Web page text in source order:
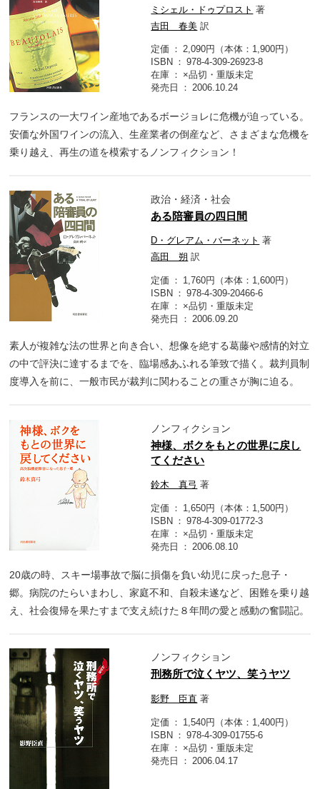
ミシェル・ドゥプロスト 著
吉田 春美 訳
定価
2,090円（本体：1,900円）
ISBN
978-4-309-26923-8
在庫
×品切・重版未定
発売日
2006.10.24
フランスの一大ワイン産地であるボージョレに危機が迫っている。
安価な外国ワインの流入、生産業者の倒産など、さまざまな危機を
乗り越え、再生の道を模索するノンフィクション！
政治・経済・社会
ある陪審員の四日間
D・グレアム・バーネット 著
高田 朔 訳
定価
1,760円（本体：1,600円）
ISBN
978-4-309-20466-6
在庫
×品切・重版未定
発売日
2006.09.20
素人が複雑な法の世界と向き合い、想像を絶する葛藤や感情的対立
の中で評決に達するまでを、臨場感あふれる筆致で描く。裁判員制
度導入を前に、一般市民が裁判に関わることの重さが胸に迫る。
ノンフィクション
神様、ボクをもとの世界に戻し
てください
鈴木 真弓 著
定価
1,650円（本体：1,500円）
ISBN
978-4-309-01772-3
在庫
×品切・重版未定
発売日
2006.08.10
20歳の時、スキー場事故で脳に損傷を負い幼児に戻った息子・
郷。病院のたらいまわし、家庭不和、自殺未遂など、困難を乗り越
え、社会復帰を果たすまで支え続けた８年間の愛と感動の奮闘記。
ノンフィクション
刑務所で泣くヤツ、笑うヤツ
影野 臣直 著
定価
1,540円（本体：1,400円）
ISBN
978-4-309-01755-6
在庫
×品切・重版未定
発売日
2006.04.17